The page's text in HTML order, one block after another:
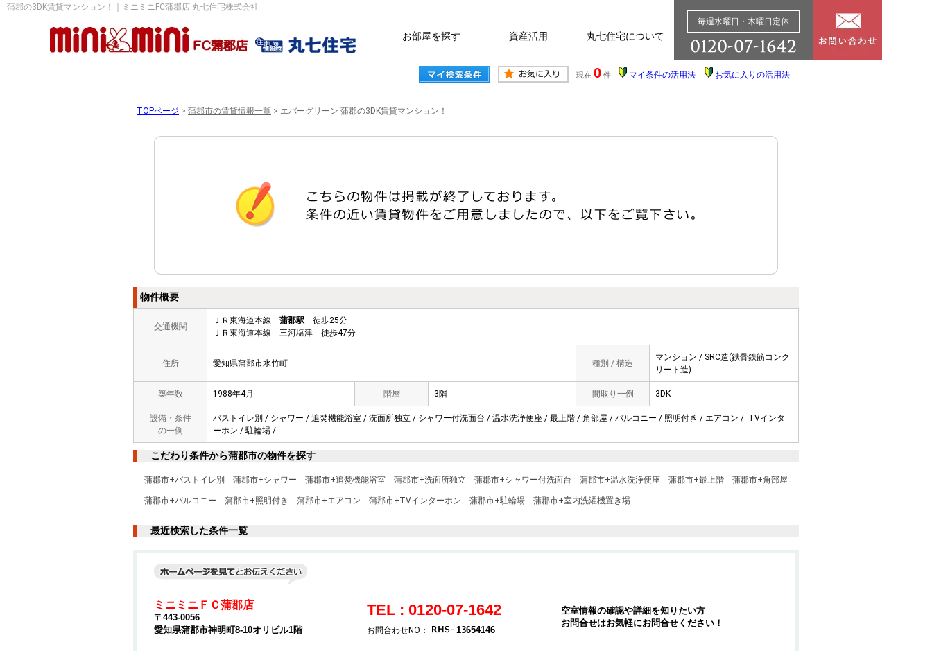
蒲郡の3DK賃貸マンション！｜ミニミニFC蒲郡店 丸七住宅株式会社
お部屋を探す 資産活用 丸七住宅について
毎週水曜日・木曜日定休
現在 0 件 マイ条件の活用法 お気に入りの活用法
TOPページ > 蒲郡市の賃貸情報一覧 > エバーグリーン 蒲郡の3DK賃貸マンション！
物件概要
交通機関
ＪＲ東海道本線 蒲郡駅 徒歩25分
ＪＲ東海道本線 三河塩津 徒歩47分
住所 愛知県蒲郡市水竹町 種別 / 構造
マンション / SRC造(鉄骨鉄筋コンク
リート造)
築年数 1988年4月 階層 3階 間取り一例 3DK
設備・条件
の一例
バストイレ別 / シャワー / 追焚機能浴室 / 洗面所独立 / シャワー付洗面台 / 温水洗浄便座 / 最上階 / 角部屋 / バルコニー / 照明付き / エアコン / TVインタ
ーホン / 駐輪場 /
こだわり条件から蒲郡市の物件を探す
蒲郡市+バストイレ別 蒲郡市+シャワー 蒲郡市+追焚機能浴室 蒲郡市+洗面所独立 蒲郡市+シャワー付洗面台 蒲郡市+温水洗浄便座 蒲郡市+最上階 蒲郡市+角部屋
蒲郡市+バルコニー 蒲郡市+照明付き 蒲郡市+エアコン 蒲郡市+TVインターホン 蒲郡市+駐輪場 蒲郡市+室内洗濯機置き場
最近検索した条件一覧
ミニミニＦＣ蒲郡店
〒443-0056
愛知県蒲郡市神明町8-10オリビル1階
TEL : 0120-07-1642
お問合わせNO： 13654146
空室情報の確認や詳細を知りたい方
お問合せはお気軽にお問合せください！